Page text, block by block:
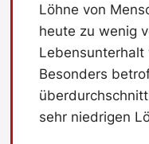
Löhne von
heute zu wenig
Besonders
sehr niedrigen